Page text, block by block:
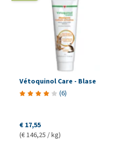
Vétoquinol Care - Blase
(6)
€ 17,55
(€ 146,25 / kg)